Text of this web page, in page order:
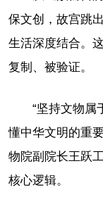
保文创，故宫跳
生活深度结合。
复制、被验证。
“坚持文物属
懂中华文明的重
物院副院长王跃
核心逻辑。